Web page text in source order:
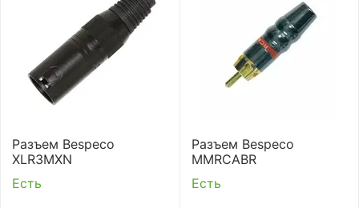
Разъем Bespeco
XLR3MXN
Есть
Разъем Bespeco
MMRCABR
Есть